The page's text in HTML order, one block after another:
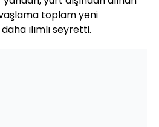
toplam yeni
ılımlı seyretti.